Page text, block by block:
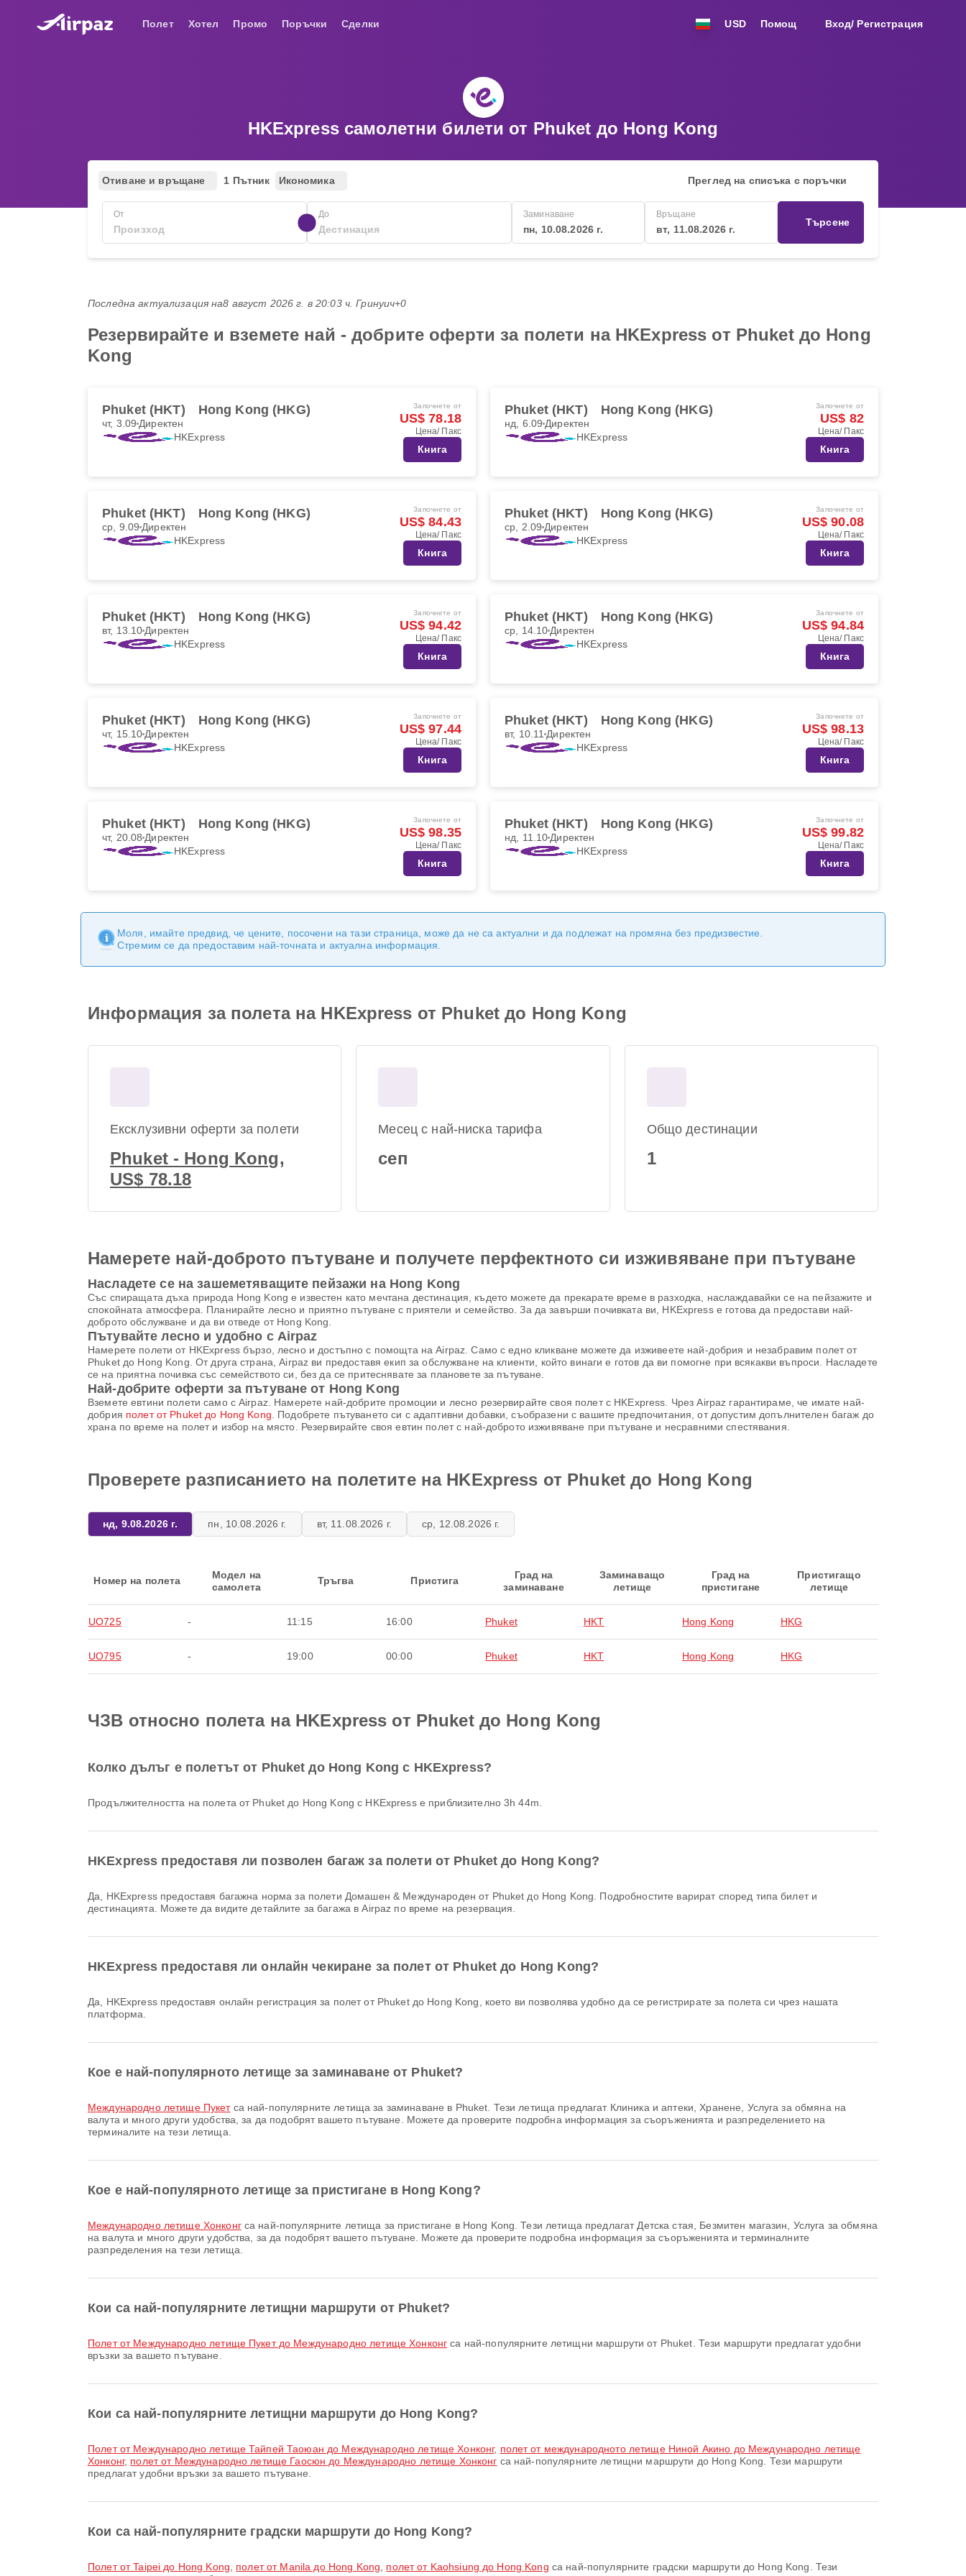
Полет Хотел Промо Поръчки Сделки USD Помощ Вход/ Регистрация
HKExpress самолетни билети от Phuket до Hong Kong
Отиване и връщане 1 Пътник Икономика Преглед на списъка с поръчки
От До Заминаване
пн, 10.08.2026 г.
Връщане
вт, 11.08.2026 г.
Търсене
Последна актуализация на8 август 2026 г. в 20:03 ч. Гринуич+0
Резервирайте и вземете най - добрите оферти за полети на HKExpress от Phuket до Hong
Kong
Phuket (HKT) Hong Kong (HKG)
чт, 3.09 Директен
HKExpress
Започнете от
US$ 78.18
Цена/ Пакс
Книга
Phuket (HKT) Hong Kong (HKG)
нд, 6.09 Директен
HKExpress
Започнете от
US$ 82
Цена/ Пакс
Книга
Phuket (HKT) Hong Kong (HKG)
ср, 9.09 Директен
HKExpress
Започнете от
US$ 84.43
Цена/ Пакс
Книга
Phuket (HKT) Hong Kong (HKG)
ср, 2.09 Директен
HKExpress
Започнете от
US$ 90.08
Цена/ Пакс
Книга
Phuket (HKT) Hong Kong (HKG)
вт, 13.10 Директен
HKExpress
Започнете от
US$ 94.42
Цена/ Пакс
Книга
Phuket (HKT) Hong Kong (HKG)
ср, 14.10 Директен
HKExpress
Започнете от
US$ 94.84
Цена/ Пакс
Книга
Phuket (HKT) Hong Kong (HKG)
чт, 15.10 Директен
HKExpress
Започнете от
US$ 97.44
Цена/ Пакс
Книга
Phuket (HKT) Hong Kong (HKG)
вт, 10.11 Директен
HKExpress
Започнете от
US$ 98.13
Цена/ Пакс
Книга
Phuket (HKT) Hong Kong (HKG)
чт, 20.08 Директен
HKExpress
Започнете от
US$ 98.35
Цена/ Пакс
Книга
Phuket (HKT) Hong Kong (HKG)
нд, 11.10 Директен
HKExpress
Започнете от
US$ 99.82
Цена/ Пакс
Книга
Моля, имайте предвид, че цените, посочени на тази страница, може да не са актуални и да подлежат на промяна без предизвестие.
Стремим се да предоставим най-точната и актуална информация.
Информация за полета на HKExpress от Phuket до Hong Kong
Ексклузивни оферти за полети
Phuket - Hong Kong,
US$ 78.18
Месец с най-ниска тарифа
сеп
Общо дестинации
1
Намерете най-доброто пътуване и получете перфектното си изживяване при пътуване
Насладете се на зашеметяващите пейзажи на Hong Kong
Със спиращата дъха природа Hong Kong е известен като мечтана дестинация, където можете да прекарате време в разходка, наслаждавайки се на пейзажите и
спокойната атмосфера. Планирайте лесно и приятно пътуване с приятели и семейство. За да завърши почивката ви, HKExpress е готова да предостави най-
доброто обслужване и да ви отведе от Hong Kong.
Пътувайте лесно и удобно с Airpaz
Намерете полети от HKExpress бързо, лесно и достъпно с помощта на Airpaz. Само с едно кликване можете да изживеете най-добрия и незабравим полет от
Phuket до Hong Kong. От друга страна, Airpaz ви предоставя екип за обслужване на клиенти, който винаги е готов да ви помогне при всякакви въпроси. Насладете
се на приятна почивка със семейството си, без да се притеснявате за плановете за пътуване.
Най-добрите оферти за пътуване от Hong Kong
Вземете евтини полети само с Airpaz. Намерете най-добрите промоции и лесно резервирайте своя полет с HKExpress. Чрез Airpaz гарантираме, че имате най-
добрия полет от Phuket до Hong Kong . Подобрете пътуването си с адаптивни добавки, съобразени с вашите предпочитания, от допустим допълнителен багаж до
храна по време на полет и избор на място. Резервирайте своя евтин полет с най-доброто изживяване при пътуване и несравними спестявания.
Проверете разписанието на полетите на HKExpress от Phuket до Hong Kong
нд, 9.08.2026 г. пн, 10.08.2026 г. вт, 11.08.2026 г. ср, 12.08.2026 г.
Номер на полета
Модел на
самолета
Тръгва Пристига
Град на
заминаване
Заминаващо
летище
Град на
пристигане
Пристигащо
летище
UO725 - 11:15 16:00 Phuket HKT Hong Kong HKG
UO795 - 19:00 00:00 Phuket HKT Hong Kong HKG
ЧЗВ относно полета на HKExpress от Phuket до Hong Kong
Колко дълъг е полетът от Phuket до Hong Kong с HKExpress?
Продължителността на полета от Phuket до Hong Kong с HKExpress е приблизително 3h 44m.
HKExpress предоставя ли позволен багаж за полети от Phuket до Hong Kong?
Да, HKExpress предоставя багажна норма за полети Домашен & Международен от Phuket до Hong Kong. Подробностите варират според типа билет и
дестинацията. Можете да видите детайлите за багажа в Airpaz по време на резервация.
HKExpress предоставя ли онлайн чекиране за полет от Phuket до Hong Kong?
Да, HKExpress предоставя онлайн регистрация за полет от Phuket до Hong Kong, което ви позволява удобно да се регистрирате за полета си чрез нашата
платформа.
Кое е най-популярното летище за заминаване от Phuket?
Международно летище Пукетса най-популярните летища за заминаване в Phuket. Тези летища предлагат Клиника и аптеки, Хранене, Услуга за обмяна на
валута и много други удобства, за да подобрят вашето пътуване. Можете да проверите подробна информация за съоръженията и разпределението на
терминалите на тези летища.
Кое е най-популярното летище за пристигане в Hong Kong?
Международно летище Хонконгса най-популярните летища за пристигане в Hong Kong. Тези летища предлагат Детска стая, Безмитен магазин, Услуга за обмяна
на валута и много други удобства, за да подобрят вашето пътуване. Можете да проверите подробна информация за съоръженията и терминалните
разпределения на тези летища.
Кои са най-популярните летищни маршрути от Phuket?
полет от Международно летище Пукет до Международно летище Хонконг са най-популярните летищни маршрути от Phuket. Тези маршрути предлагат удобни
връзки за вашето пътуване.
Кои са най-популярните летищни маршрути до Hong Kong?
полет от Международно летище Тайпей Таоюан до Международно летище Хонконг, полет от международното летище Ниной Акино до Международно летище
Хонконг, полет от Международно летище Гаосюн до Международно летище Хонконг са най-популярните летищни маршрути до Hong Kong. Тези маршрути
предлагат удобни връзки за вашето пътуване.
Кои са най-популярните градски маршрути до Hong Kong?
полет от Taipei до Hong Kong полет от Manila до Hong Kong полет от Kaohsiung до Hong Kong са най-популярните градски маршрути до Hong Kong. Тези